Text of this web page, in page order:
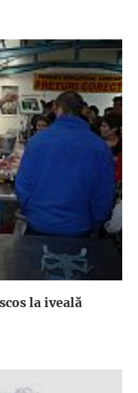
la iveală